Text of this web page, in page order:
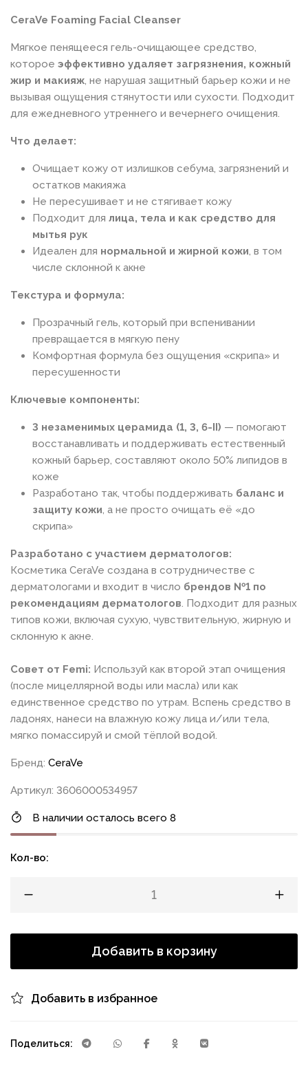
CeraVe Foaming Facial Cleanser
Мягкое пенящееся гель-очищающее средство,
которое эффективно удаляет загрязнения, кожный
жир и макияж, не нарушая защитный барьер кожи и не
вызывая ощущения стянутости или сухости. Подходит
для ежедневного утреннего и вечернего очищения.
Что делает:
Очищает кожу от излишков себума, загрязнений и
остатков макияжа
Не пересушивает и не стягивает кожу
Подходит для лица, тела и как средство для
мытья рук
Идеален для нормальной и жирной кожи, в том
числе склонной к акне
Текстура и формула:
Прозрачный гель, который при вспенивании
превращается в мягкую пену
Комфортная формула без ощущения «скрипа» и
пересушенности
Ключевые компоненты:
3 незаменимых церамида (1, 3, 6-II) — помогают
восстанавливать и поддерживать естественный
кожный барьер, составляют около 50% липидов в
коже
Разработано так, чтобы поддерживать баланс и
защиту кожи, а не просто очищать её «до
скрипа»
Разработано с участием дерматологов:
Косметика CeraVe создана в сотрудничестве с
дерматологами и входит в число брендов №1 по
рекомендациям дерматологов. Подходит для разных
типов кожи, включая сухую, чувствительную, жирную и
склонную к акне.
Совет от Femi: Используй как второй этап очищения
(после мицеллярной воды или масла) или как
единственное средство по утрам. Вспень средство в
ладонях, нанеси на влажную кожу лица и/или тела,
мягко помассируй и смой тёплой водой.
Бренд: CeraVe
Артикул: 3606000534957
В наличии осталось всего 8
Кол-во:
Добавить в корзину
Добавить в избранное
Поделиться: